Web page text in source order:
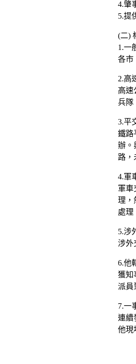
4.肇
5.提
(二)
1.一
各市
2.高
高速
兵隊
3.平
鐵路
辦。
路，
4.軍
軍車
理，
處理
5.涉
涉外
6.他
獲知
派員
7.一
連續
他現